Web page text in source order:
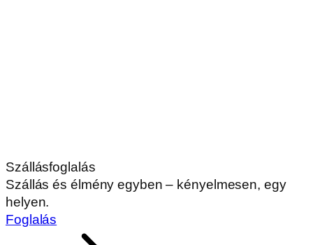
Szállásfoglalás
Szállás és élmény egyben – kényelmesen, egy
helyen.
Foglalás